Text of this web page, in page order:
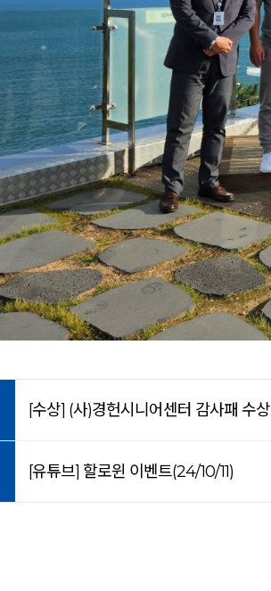
[수상] (사)경헌시니어센터 감사패 수상
[유튜브] 할로윈 이벤트(24/10/11)